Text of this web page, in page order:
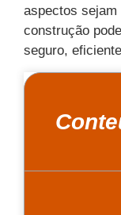
aspectos
construção
seguro,